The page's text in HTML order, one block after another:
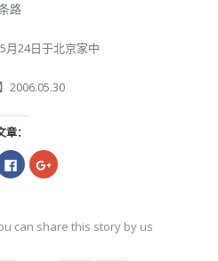
路
月24日于北京家中
2006.05.30
：
点
击
共
享
点
击
共
享
can share this story by using your